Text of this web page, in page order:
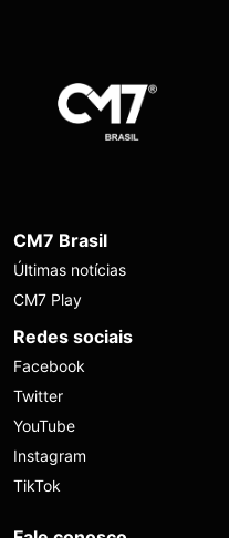
CM7 Brasil
Últimas notícias
CM7 Play
Redes sociais
Facebook
Twitter
YouTube
Instagram
TikTok